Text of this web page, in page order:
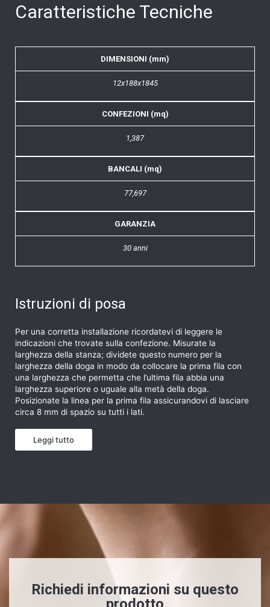
Caratteristiche Tecniche
DIMENSIONI (mm)
12x188x1845
CONFEZIONI (mq)
1,387
BANCALI (mq)
77,697
GARANZIA
30 anni
Istruzioni di posa
Per una corretta installazione ricordatevi di leggere le
indicazioni che trovate sulla confezione. Misurate la
larghezza della stanza; dividete questo numero per la
larghezza della doga in modo da collocare la prima fila con
una larghezza che permetta che l’ultima fila abbia una
larghezza superiore o uguale alla metà della doga.
Posizionate la linea per la prima fila assicurandovi di lasciare
circa 8 mm di spazio su tutti i lati.
Leggi tutto
Richiedi informazioni su questo